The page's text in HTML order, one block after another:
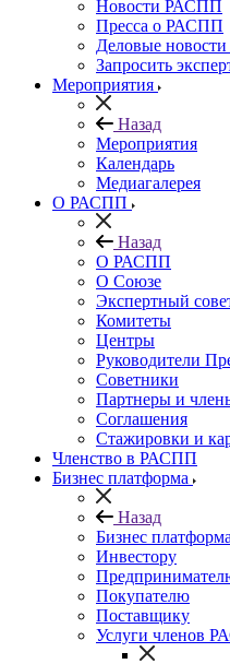
Новости РАСПП
Пресса о РАСПП
Деловые новости
Запросить
Мероприятия
Назад
Мероприятия
Календарь
Медиагалерея
О РАСПП
Назад
О РАСПП
О Союзе
Экспертный
Комитеты
Центры
Руководители
Советники
Партнеры и
Соглашения
Стажировки и
Членство в РАСПП
Бизнес платформа
Назад
Бизнес платформа
Инвестору
Покупателю
Поставщику
Услуги членов